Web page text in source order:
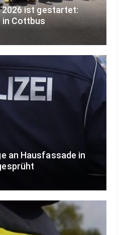
2026 ist gestartet:
Cottbus
an Hausfassade in